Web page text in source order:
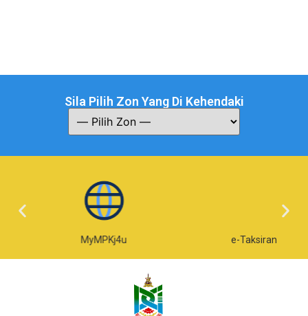
Sila Pilih Zon Yang Di Kehendaki
MyMPKj4u e-Taksiran